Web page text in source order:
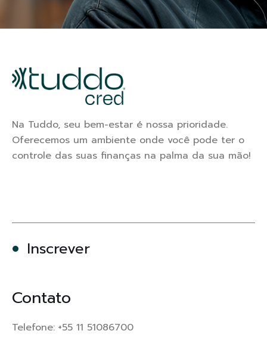
Na Tuddo, seu bem-estar é nossa prioridade.
Oferecemos um ambiente onde você pode ter o
controle das suas finanças na palma da sua mão!
Inscrever
Contato
Telefone: +55 11 51086700